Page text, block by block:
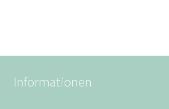
Informationen